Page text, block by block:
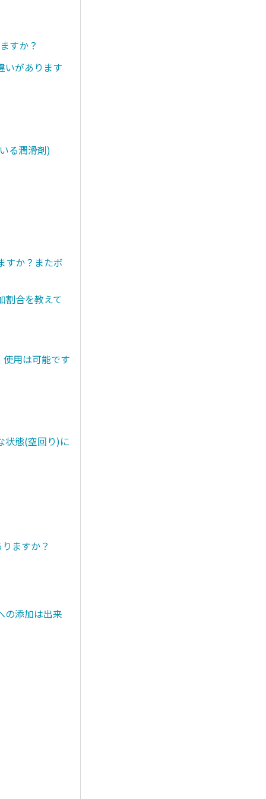
すか？
いがあります
る潤滑剤)
すか？またボ
割合を教えて
用は可能です
状態(空回り)に
ますか？
の添加は出来